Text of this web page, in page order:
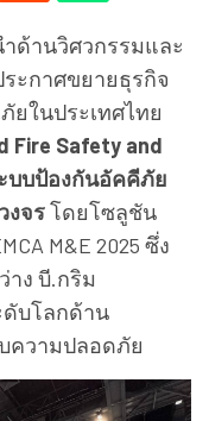
ด้านวิศวกรรมและ
ะกาศขยายธุรกิจ
ยในประเทศไทย
Fire Safety and
บบป้องกันอัคคีภัย
งจรโดยโซลูชัน
M&E 2025 ซึ่ง
าง บี.กริม
ดับโลกด้าน
ความปลอดภัย